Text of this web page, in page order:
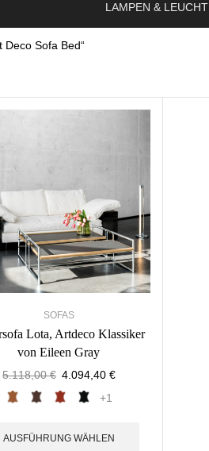
LAMPEN &
Deco Sofa Bed“
SOFAS
Lota, Artdeco Klassiker
von Eileen Gray
5.118,00€ 4.094,40 €
+1
AUSFÜHRUNG WÄHLEN